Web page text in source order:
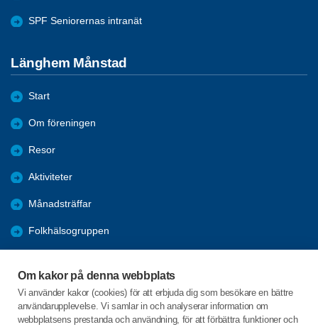
Om kakor på denna webbplats
Vi använder kakor (cookies) för att erbjuda dig som besökare en bättre
användarupplevelse. Vi samlar in och analyserar information om
webbplatsens prestanda och användning, för att förbättra funktioner och
SPF Seniorernas intranät
Länghem Månstad
Start
Om föreningen
Resor
Aktiviteter
Månadsträffar
Folkhälsogruppen
Förmåner